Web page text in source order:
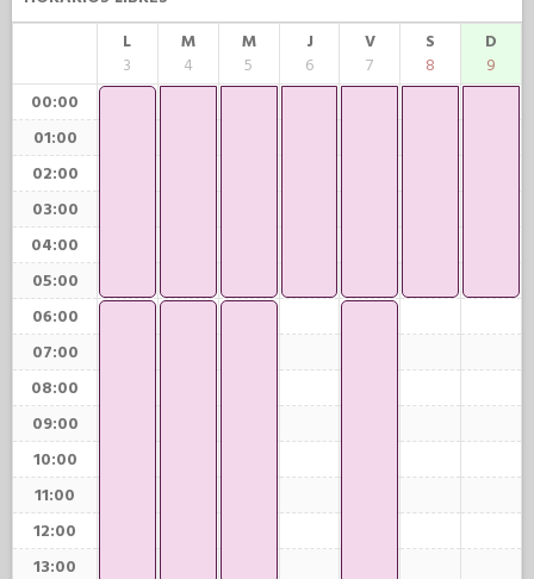
L
3
M
4
M
5
J
6
V
7
S
8
D
9
00:00
01:00
02:00
03:00
04:00
05:00
06:00
07:00
08:00
09:00
10:00
11:00
12:00
13:00